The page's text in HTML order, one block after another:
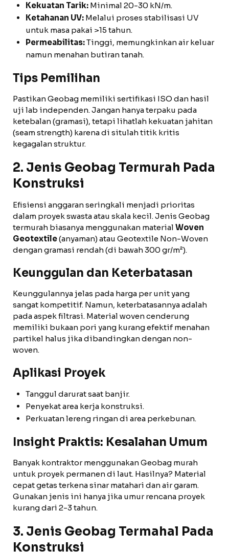
Kekuatan Tarik: Minimal 20-30 kN/m.
Ketahanan UV: Melalui proses stabilisasi UV
untuk masa pakai >15 tahun.
Permeabilitas:Tinggi, memungkinkan air keluar
namun menahan butiran tanah.
Tips Pemilihan
Pastikan Geobag memiliki sertifikasi ISO dan hasil
uji lab independen. Jangan hanya terpaku pada
ketebalan (gramasi), tetapi lihatlah kekuatan jahitan
(seam strength) karena di situlah titik kritis
kegagalan struktur.
2. Jenis Geobag Termurah Pada
Konstruksi
Efisiensi anggaran seringkali menjadi prioritas
dalam proyek swasta atau skala kecil. Jenis Geobag
termurah biasanya menggunakan material Woven
Geotextile(anyaman) atau Geotextile Non-Woven
dengan gramasi rendah (di bawah 300 gr/m²).
Keunggulan dan Keterbatasan
Keunggulannya jelas pada harga per unit yang
sangat kompetitif. Namun, keterbatasannya adalah
pada aspek filtrasi. Material woven cenderung
memiliki bukaan pori yang kurang efektif menahan
partikel halus jika dibandingkan dengan non-
woven.
Aplikasi Proyek
Tanggul darurat saat banjir.
Penyekat area kerja konstruksi.
Perkuatan lereng ringan di area perkebunan.
Insight Praktis: Kesalahan Umum
Banyak kontraktor menggunakan Geobag murah
untuk proyek permanen di laut. Hasilnya? Material
cepat getas terkena sinar matahari dan air garam.
Gunakan jenis ini hanya jika umur rencana proyek
kurang dari 2-3 tahun.
3. Jenis Geobag Termahal Pada
Konstruksi